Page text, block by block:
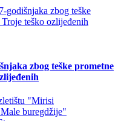
zbog teške prometne